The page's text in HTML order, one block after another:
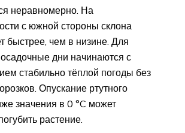
неравномерно. На
с южной стороны склона
быстрее, чем в низине. Для
дни начинаются с
стабильно тёплой погоды без
Опускание ртутного
значения в 0 °C может
растение.